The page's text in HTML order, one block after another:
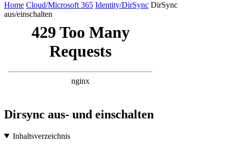
Home Cloud/Microsoft 365 Identity/DirSync DirSync
aus/einschalten
Dirsync aus- und einschalten
Inhaltsverzeichnis